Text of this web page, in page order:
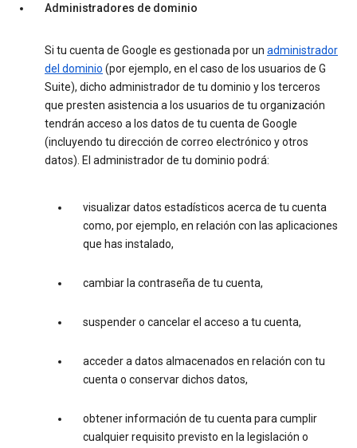
Administradores de dominio
Si tu cuenta de Google es gestionada por un administrador
del dominio (por ejemplo, en el caso de los usuarios de G
Suite), dicho administrador de tu dominio y los terceros
que presten asistencia a los usuarios de tu organización
tendrán acceso a los datos de tu cuenta de Google
(incluyendo tu dirección de correo electrónico y otros
datos). El administrador de tu dominio podrá:
visualizar datos estadísticos acerca de tu cuenta
como, por ejemplo, en relación con las aplicaciones
que has instalado,
cambiar la contraseña de tu cuenta,
suspender o cancelar el acceso a tu cuenta,
acceder a datos almacenados en relación con tu
cuenta o conservar dichos datos,
obtener información de tu cuenta para cumplir
cualquier requisito previsto en la legislación o